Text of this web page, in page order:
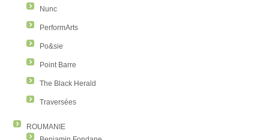
Nunc
PerformArts
Po&sie
Point Barre
The Black Herald
Traversées
ROUMANIE